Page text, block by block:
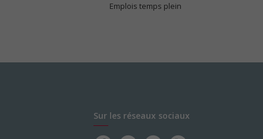
Emplois temps plein
Sur les réseaux sociaux